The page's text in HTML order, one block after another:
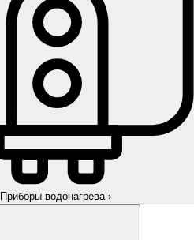
Приборы водонагрева ›